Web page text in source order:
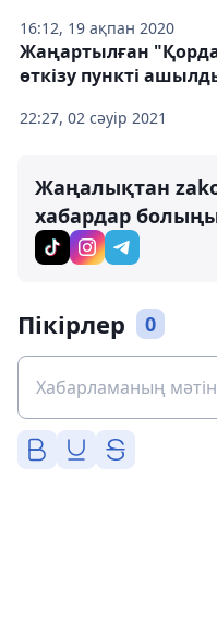
16:12, 19 ақпан 2020
22:27, 02 сәуір 2021
Жаңартылған
өткізу пункті
Жаңалықтан
хабардар
Пікірлер 0